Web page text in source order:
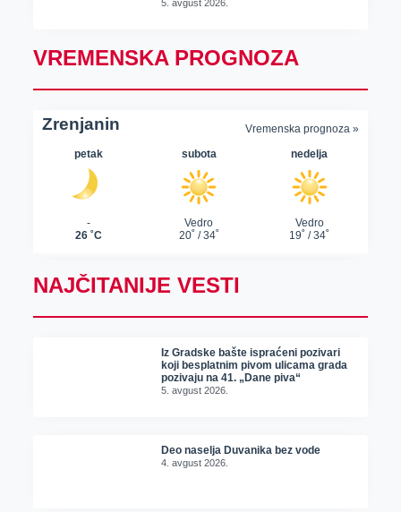
5. avgust 2026.
VREMENSKA PROGNOZA
NAJČITANIJE VESTI
Iz Gradske bašte ispraćeni pozivari
koji besplatnim pivom ulicama grada
pozivaju na 41. „Dane piva“
5. avgust 2026.
Deo naselja Duvanika bez vode
4. avgust 2026.